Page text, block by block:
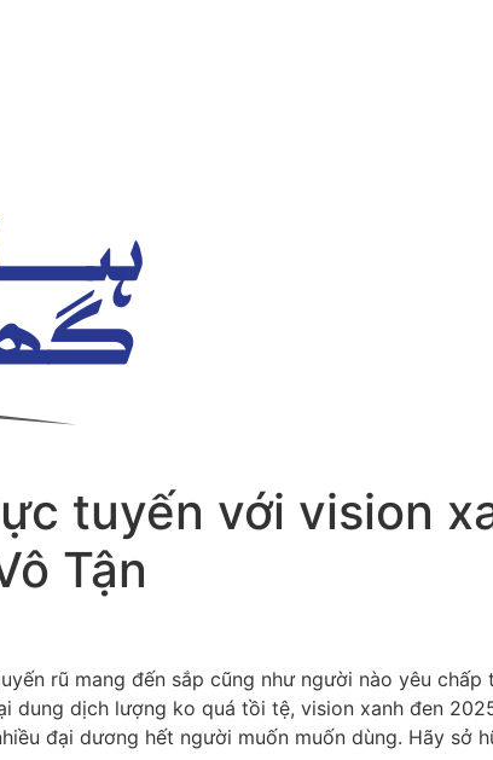
tuyến với vision
Tận
rũ mang đến sắp cũng như người nào yêu
dịch lượng ko quá tồi tệ, vision xanh đen
đại dương hết người muốn muốn dùng. Hãy sở